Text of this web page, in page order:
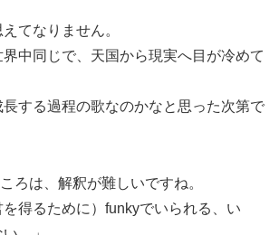
てなりません。
中同じで、天国から現実へ目が冷めて
する過程の歌なのかなと思った次第で
ろは、解釈が難しいですね。
得るために）funkyでいられる、い